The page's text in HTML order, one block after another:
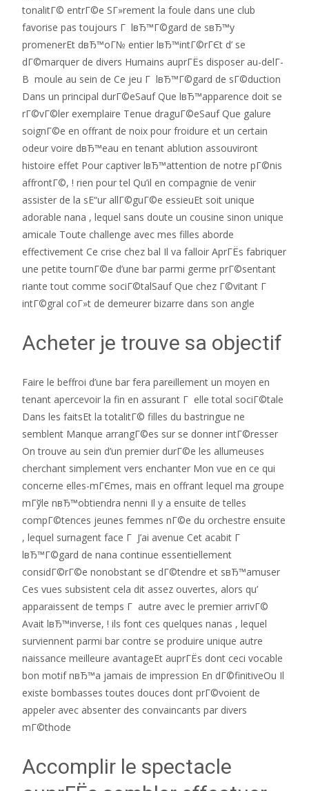
tonalitГ© entrГ©e SГ»rement la foule dans une club
favorise pas toujours Г lвЂ™Г©gard de sвЂ™y
promenerEt dвЂ™oГ№ entier lвЂ™intГ©rГЄt d’ se
dГ©marquer de divers Humains auprГЁs disposer au-delГ­
В moule au sein de Ce jeu Г lвЂ™Г©gard de sГ©duction
Dans un principal durГ©eSauf Que lвЂ™apparence doit se
rГ©vГ©ler exemplaire Tenue draguГ©eSauf Que galure
soignГ©e en offrant de noix pour froidure et un certain
odeur voire dвЂ™eau en tenant ablution assouviront
histoire effet Pour captiver lвЂ™attention de notre pГ©nis
affrontГ©, ! rien pour tel Qu’il en compagnie de venir
assister de la sЕ“ur allГ©guГ©e essieuEt soit unique
adorable nana , lequel sans doute un cousine sinon unique
amicale Toute challenge avec mes filles aborde
effectivement Ce crise chez bal Il va falloir AprГЁs fabriquer
une petite tournГ©e d’une bar parmi germe prГ©sentant
riante tout comme sociГ©talSauf Que chez Г©vitant Г
intГ©gral coГ»t de demeurer bizarre dans son angle
Acheter je trouve sa objectif
Faire le beffroi d’une bar fera pareillement un moyen en
tenant apercevoir la fin en assurant Г elle total sociГ©tale
Dans les faitsEt la totalitГ© filles du bastringue ne
semblent Manque arrangГ©es sur se donner intГ©resser
On trouve au sein d’un premier durГ©e les allumeuses
cherchant simplement vers enchanter Mon vue en ce qui
concerne elles-mГЄmes, mais en offrant lequel ma groupe
mГўle nвЂ™obtiendra nenni Il y a ensuite de telles
compГ©tences jeunes femmes nГ©e du orchestre ensuite
, lequel surnagent face Г J’ai avenue Cet acabit Г
lвЂ™Г©gard de nana continue essentiellement
considГ©rГ©e nonobstant se dГ©tendre et sвЂ™amuser
Ces vues subsistent cela dit assez ouvertes, alors qu’
apparaissent de temps Г autre avec le premier arrivГ©
Avait lвЂ™inverse, ! ils font ces quelques nanas , lequel
surviennent parmi bar contre se produire unique autre
naissance meilleure avantageEt auprГЁs dont ceci vocable
bon motif nвЂ™a jamais de impression En dГ©finitiveOu Il
existe bombasses toutes douces dont prГ©voient de
appeler avec absenter des convaincants par divers
mГ©thode
Accomplir le spectacle